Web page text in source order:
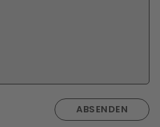
ABSENDEN